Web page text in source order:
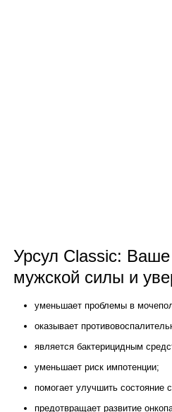
Урсул Classic:
мужской силы и
уменьшает проблемы в
оказывает
является бактерицидным
уменьшает риск импотенции;
помогает улучшить состояние
предотвращает развитие